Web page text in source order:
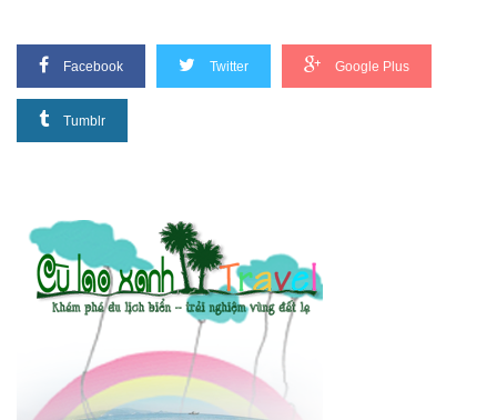
Facebook Twitter Google Plus
Tumblr